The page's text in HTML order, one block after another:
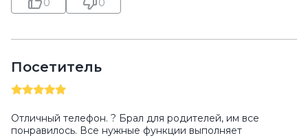
0 0
Посетитель
Отличный телефон. ? Брал для родителей, им все
понравилось. Все нужные функции выполняет